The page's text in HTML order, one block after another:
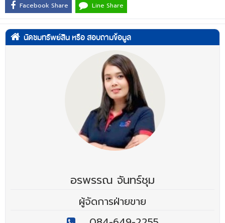
Facebook Share Line Share
นัดชมทรัพย์สิน หรือ สอบถามข้อมูล
อรพรรณ จันทร์ชุม
ผู้จัดการฝ่ายขาย